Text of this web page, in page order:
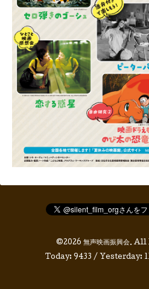
©2026 無声映画振興会. All
Today: 9433 / Yesterday: